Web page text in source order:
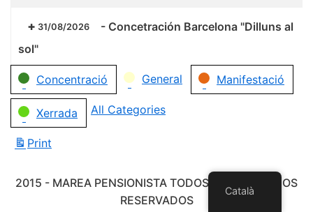
31/08/2026 - Concetración Barcelona "Dilluns al
sol"
Categories
Concentració General Manifestació
Xerrada All Categories
Print
2015 - MAREA PENSIONISTA TODOS LOS DERECHOS
RESERVADOS
Català